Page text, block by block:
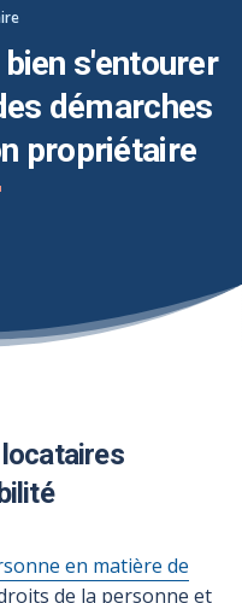
s'entourer
démarches
propriétaire
en matière de
de la personne et